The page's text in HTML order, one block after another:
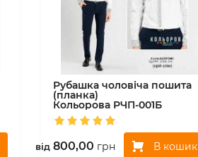
Рубашка чоловіча пошита
(планка)
Кольорова РЧП-001Б
вiд 800,00 грн В кошик